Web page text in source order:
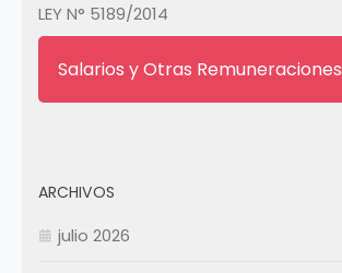
LEY N° 5189/2014
Salarios y Otras Remuneraciones
ARCHIVOS
julio 2026